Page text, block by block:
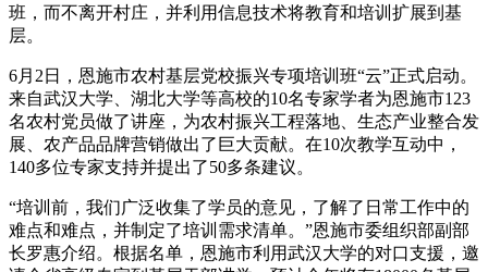
班，而不离开村庄，并利用信息技术将教育和培训扩展到基
层。
6月2日，恩施市农村基层党校振兴专项培训班“云”正式启动。
来自武汉大学、湖北大学等高校的10名专家学者为恩施市123
名农村党员做了讲座，为农村振兴工程落地、生态产业整合发
展、农产品品牌营销做出了巨大贡献。在10次教学互动中，
140多位专家支持并提出了50多条建议。
“培训前，我们广泛收集了学员的意见，了解了日常工作中的
难点和难点，并制定了培训需求清单。”恩施市委组织部副部
长罗惠介绍。根据名单，恩施市利用武汉大学的对口支援，邀